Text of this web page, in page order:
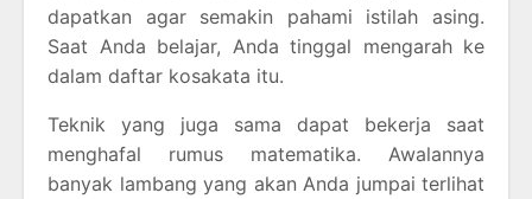
dapatkan agar semakin pahami istilah asing.
Saat Anda belajar, Anda tinggal mengarah ke
dalam daftar kosakata itu.
Teknik yang juga sama dapat bekerja saat
menghafal rumus matematika. Awalannya
banyak lambang yang akan Anda jumpai terlihat